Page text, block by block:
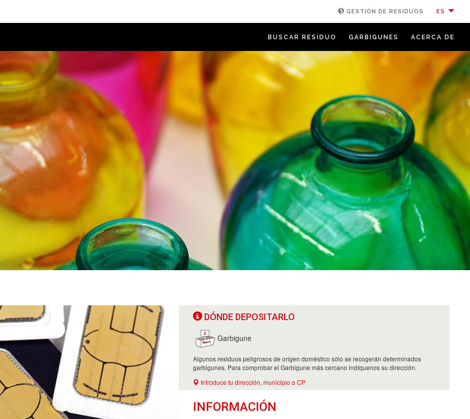
GESTIÓN DE RESIDUOS ES
BUSCAR RESIDUO GARBIGUNES ACERCA DE
DÓNDE DEPOSITARLO
Garbigune
Algunos residuos peligrosos de origen doméstico sólo se recogerán determinados
garbigunes. Para comprobar el Garbigune más cercano indíquenos su dirección.
Introduce tu dirección, municipio o CP
INFORMACIÓN